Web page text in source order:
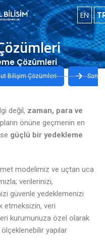
EN
Çözümleri
Bilişim Çözümleri
değil, zaman, para ve
önüne geçmenin en
güçlü bir yedekleme
modelimiz ve uçtan uca
verilerinizi,
güvenle yedeklemenizi
etmeksizin, veri
kurumunuza özel olarak
ölçeklenebilir yapılar